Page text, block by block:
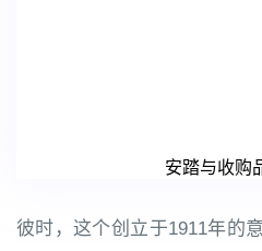
安踏与收购
彼时，这个创立于1911年的